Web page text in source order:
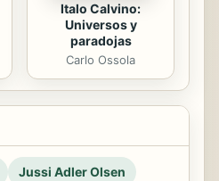
Italo Calvino:
Universos y
paradojas
Carlo Ossola
Jussi Adler Olsen